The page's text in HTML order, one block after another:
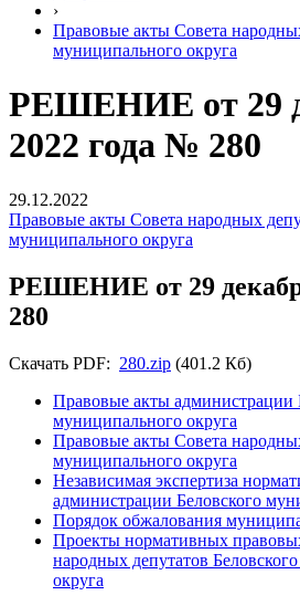
›
Правовые акты Совета
муниципального округа
РЕШЕНИЕ от 29
2022 года № 280
29.12.2022
Правовые акты Совета народных
муниципального округа
РЕШЕНИЕ от 29
280
Скачать PDF: 280.zip (401.2 Кб)
Правовые акты администрации
муниципального округа
Правовые акты Совета
муниципального округа
Независимая экспертиза
администрации Беловского
Порядок обжалования
Проекты нормативных
народных депутатов
округа